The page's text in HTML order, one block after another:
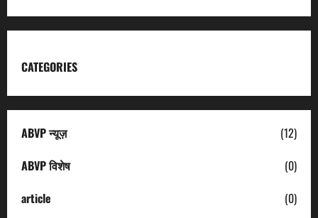
CATEGORIES
ABVP न्यूज़
(12)
ABVP विशेष
(0)
article
(0)